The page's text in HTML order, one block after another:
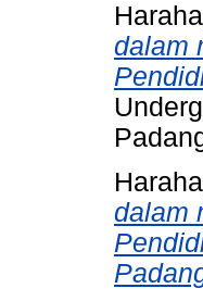
dalam
dalam